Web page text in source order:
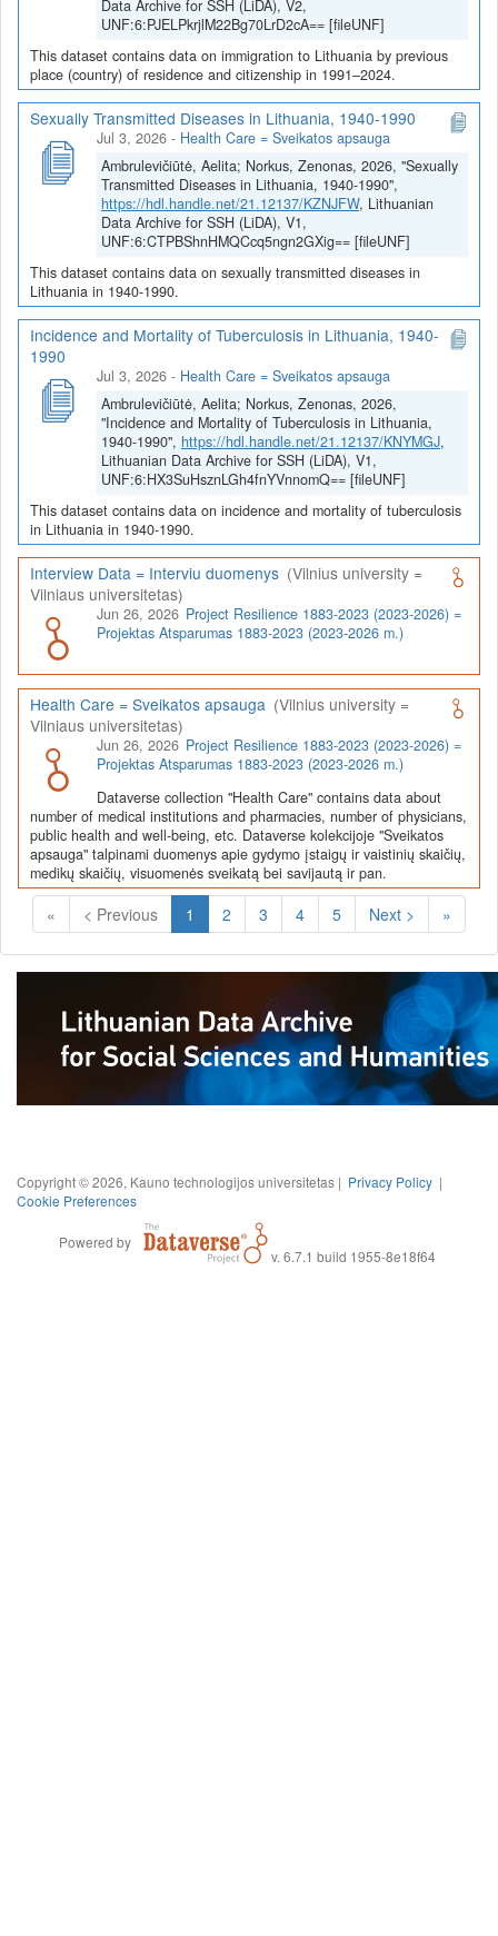
Data Archive for SSH (LiDA), V2,
UNF:6:PJELPkrjlM22Bg70LrD2cA== [fileUNF]
This dataset contains data on immigration to Lithuania by previous
place (country) of residence and citizenship in 1991–2024.
Sexually Transmitted Diseases in Lithuania, 1940-1990
Jul 3, 2026 - Health Care = Sveikatos apsauga
Ambrulevičiūtė, Aelita; Norkus, Zenonas, 2026, "Sexually
Transmitted Diseases in Lithuania, 1940-1990",
https://hdl.handle.net/21.12137/KZNJFW, Lithuanian
Data Archive for SSH (LiDA), V1,
UNF:6:CTPBShnHMQCcq5ngn2GXig== [fileUNF]
This dataset contains data on sexually transmitted diseases in
Lithuania in 1940-1990.
Incidence and Mortality of Tuberculosis in Lithuania, 1940-
1990
Jul 3, 2026 - Health Care = Sveikatos apsauga
Ambrulevičiūtė, Aelita; Norkus, Zenonas, 2026,
"Incidence and Mortality of Tuberculosis in Lithuania,
1940-1990", https://hdl.handle.net/21.12137/KNYMGJ,
Lithuanian Data Archive for SSH (LiDA), V1,
UNF:6:HX3SuHsznLGh4fnYVnnomQ== [fileUNF]
This dataset contains data on incidence and mortality of tuberculosis
in Lithuania in 1940-1990.
Interview Data = Interviu duomenys (Vilnius university =
Vilniaus universitetas)
Jun 26, 2026 Project Resilience 1883-2023 (2023-2026) =
Projektas Atsparumas 1883-2023 (2023-2026 m.)
Health Care = Sveikatos apsauga (Vilnius university =
Vilniaus universitetas)
Jun 26, 2026 Project Resilience 1883-2023 (2023-2026) =
Projektas Atsparumas 1883-2023 (2023-2026 m.)
Dataverse collection "Health Care" contains data about
number of medical institutions and pharmacies, number of physicians,
public health and well-being, etc. Dataverse kolekcijoje "Sveikatos
apsauga" talpinami duomenys apie gydymo įstaigų ir vaistinių skaičių,
medikų skaičių, visuomenės sveikatą bei savijautą ir pan.
« < Previous 1 (Current)
2 3 4 5 Next > »
Copyright © 2026, Kauno technologijos universitetas | Privacy Policy |
Cookie Preferences
Powered by
v. 6.7.1 build 1955-8e18f64